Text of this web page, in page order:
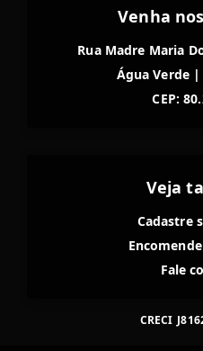
Venha
Rua Madre Maria
Água Verde |
CEP:
Veja
Cadastre
Fale
CRECI